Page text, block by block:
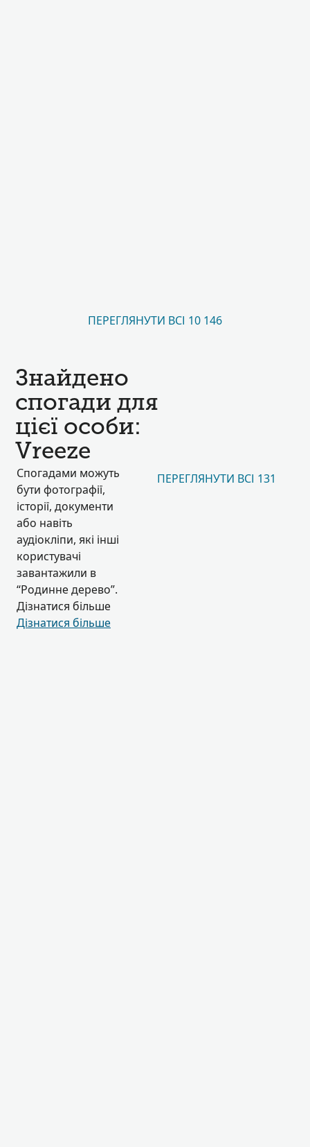
ПЕРЕГЛЯНУТИ ВСІ 10 146
Знайдено
спогади для
цієї особи:
Vreeze
Спогадами можуть
бути фотографії,
історії, документи
або навіть
аудіокліпи, які інші
користувачі
завантажили в
“Родинне дерево”.
Дізнатися більше
Дізнатися більше
ПЕРЕГЛЯНУТИ ВСІ 131